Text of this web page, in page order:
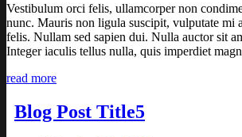
Title4
Vestibulum orci felis, ullamcorper non
nunc. Mauris non ligula suscipit, vulputate mi
felis. Nullam sed sapien dui. Nulla auctor sit
Integer iaculis tellus nulla, quis imperdiet
read more
Blog Post Title5